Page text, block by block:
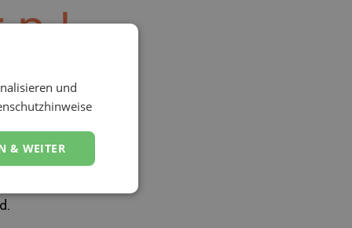
DJ-Team, das
gewachsen –
und
& WEITER